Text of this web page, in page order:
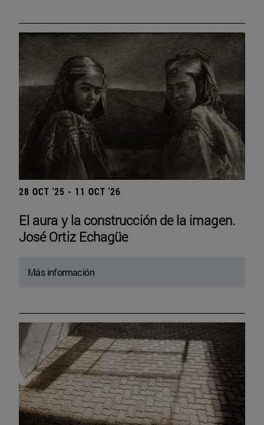
28 OCT '25 - 11 OCT '26
El aura y la construcción de la imagen.
José Ortiz Echagüe
Más información